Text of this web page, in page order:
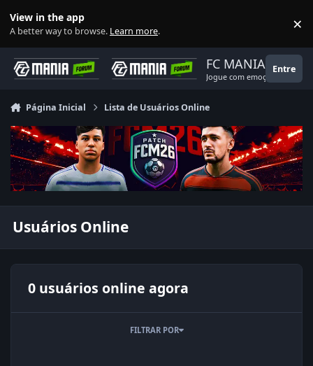
View in the app
A better way to browse. Learn more. ×
FC MANIA
Jogue com emoção!
Entre
Página Inicial Lista de Usuários Online
Usuários Online
0 usuários online agora
FILTRAR POR